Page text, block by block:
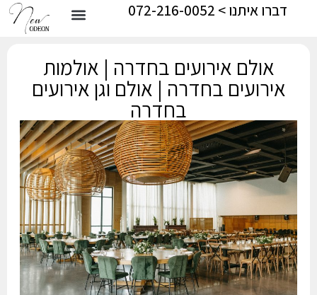
דברו איתנו > 072-216-0052
אולם אירועים בחדרה | אולמות
אירועים בחדרה | אולם וגן אירועים
בחדרה